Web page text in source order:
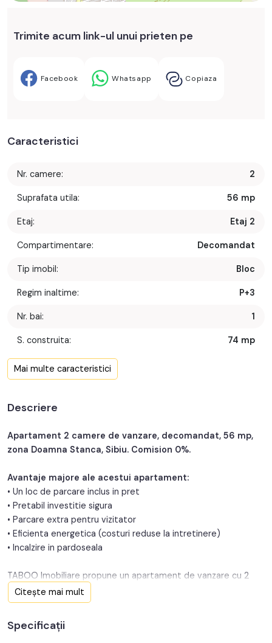
Trimite acum link-ul unui prieten pe
Facebook Whatsapp Copiaza
Caracteristici
Nr. camere: 2
Suprafata utila: 56 mp
Etaj: Etaj 2
Compartimentare: Decomandat
Tip imobil: Bloc
Regim inaltime: P+3
Nr. bai: 1
S. construita: 74 mp
Confort:
Nr. balcoane:
Nr. parcari: 1
Structura:
Mai multe caracteristici
Descriere
Apartament 2 camere de vanzare, decomandat, 56 mp,
zona Doamna Stanca, Sibiu. Comision 0%.
Avantaje majore ale acestui apartament:
• Un loc de parcare inclus in pret
• Pretabil investitie sigura
• Parcare extra pentru vizitator
• Eficienta energetica (costuri reduse la intretinere)
• Incalzire in pardoseala
TABOO Imobiliare propune un apartament de vanzare cu 2
camere, decomandat, situat in localitatea Sibiu, zona Doamna
Stanca, aflat la etajul intermediar 2 intr-un imobil tip bloc cu
structura caramida. Suprafata utila de 56 mp + balcon de
Citește mai mult
Specificații